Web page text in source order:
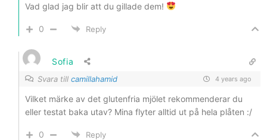
Vad glad jag blir att du gillade dem!
0 Reply
Sofia
Svara till camillahamid 4 years ago
Vilket märke av det glutenfria mjölet rekommenderar du
eller testat baka utav? Mina flyter alltid ut på hela plåten :/
0 Reply